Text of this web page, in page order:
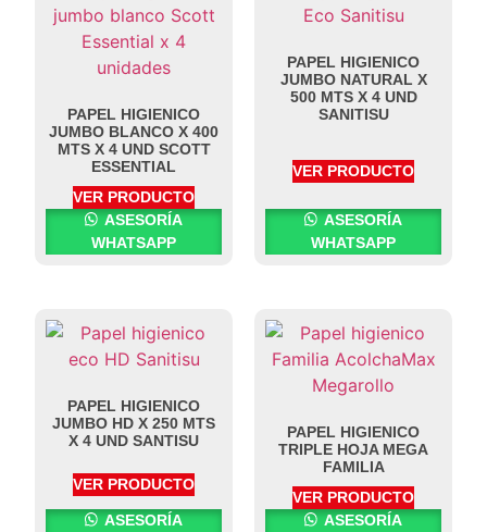
PAPEL HIGIENICO
JUMBO BLANCO X 400
MTS X 4 UND SCOTT
ESSENTIAL
VER PRODUCTO
ASESORÍA
WHATSAPP
PAPEL HIGIENICO
JUMBO NATURAL X
500 MTS X 4 UND
SANITISU
VER PRODUCTO
ASESORÍA
WHATSAPP
PAPEL HIGIENICO
JUMBO HD X 250 MTS
X 4 UND SANTISU
VER PRODUCTO
ASESORÍA
PAPEL HIGIENICO
TRIPLE HOJA MEGA
FAMILIA
VER PRODUCTO
ASESORÍA